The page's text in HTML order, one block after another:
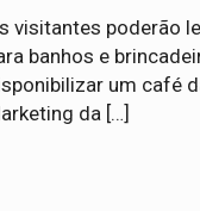
visitantes poderão
banhos e
um café
da […]